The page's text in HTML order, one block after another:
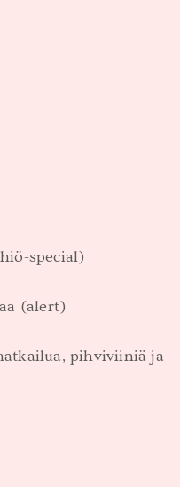
special)
(alert)
pihviviiniä ja